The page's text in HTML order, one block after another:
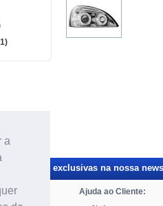
a
exclusivas na nossa
tuning: Ajuda ao Cliente: